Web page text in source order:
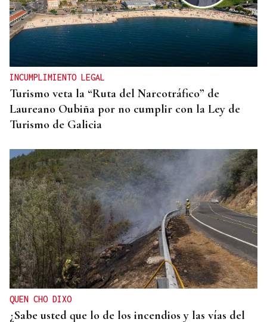
ORÁCULO DAS BURGAS
Horóscopo del día: jueves, 6 de agosto
INCUMPLIMIENTO LEGAL
Turismo veta la “Ruta del Narcotráfico” de
Laureano Oubiña por no cumplir con la Ley de
Turismo de Galicia
QUEN CHO DIXO
¿Sabe usted que lo de los incendios y las vías del